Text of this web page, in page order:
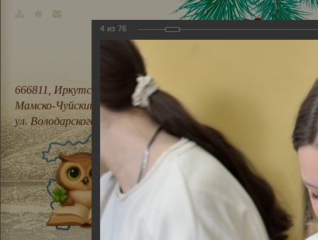
666811, Иркутская область,
Мамско-Чуйский район, п. Мама,
ул. Володарского, 21
4 из 76